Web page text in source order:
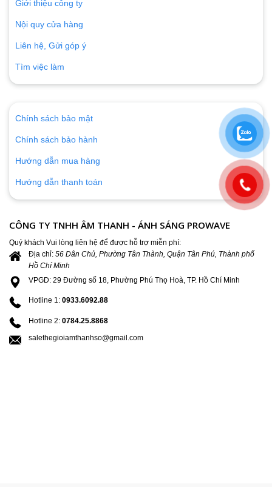
Giới thiệu công ty
Nội quy cửa hàng
Liên hệ, Gửi góp ý
Tìm việc làm
Chính sách bảo mật
Chính sách bảo hành
Hướng dẫn mua hàng
Hướng dẫn thanh toán
CÔNG TY TNHH ÂM THANH - ÁNH SÁNG PROWAVE
Quý khách Vui lòng liên hệ để được hỗ trợ miễn phí:
Địa chỉ: 56 Dân Chủ, Phường Tân Thành, Quận Tân Phú, Thành phố
Hồ Chí Minh
VPGD: 29 Đường số 18, Phường Phú Thọ Hoà, TP. Hồ Chí Minh
Hotline 1: 0933.6092.88
Hotline 2: 0784.25.8868
salethegioiamthanhso@gmail.com